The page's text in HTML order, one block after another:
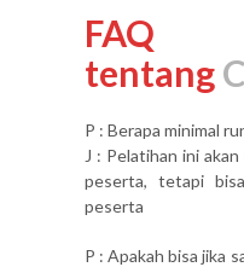
FAQ
tentang
P : Berapa minimal
J : Pelatihan ini
peserta, tetapi
peserta
P : Apakah bisa jika